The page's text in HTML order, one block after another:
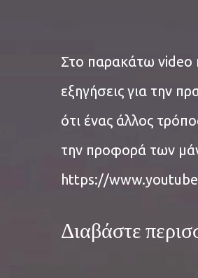
Στο παρακάτω video
εξηγήσεις για την
ότι ένας άλλος
την προφορά των
https://
Διαβάστε